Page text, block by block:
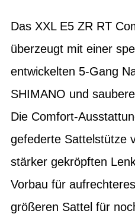
Das XXL E5 ZR RT
überzeugt mit einer
entwickelten 5-Gang
SHIMANO und
Die Comfort-
gefederte Sattelstütze
stärker gekröpften
Vorbau für
größeren Sattel für